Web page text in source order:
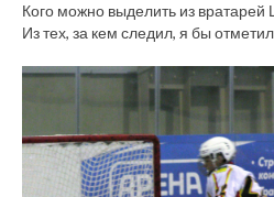
Кого можно выделить из
Из тех, за кем следил, я бы